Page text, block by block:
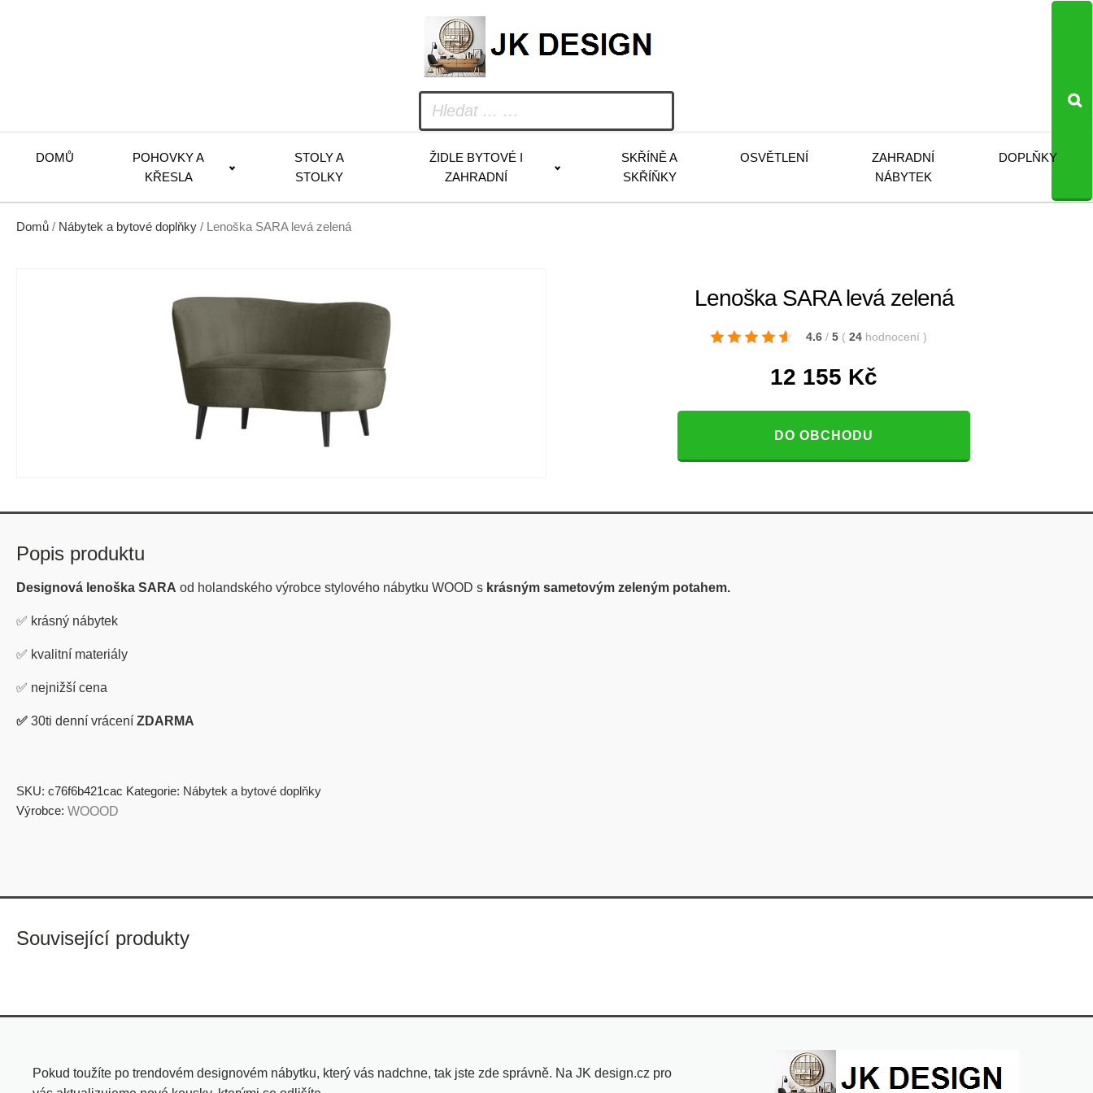
DOMŮ
POHOVKY A
KŘESLA
STOLY A
STOLKY
ŽIDLE BYTOVÉ I
ZAHRADNÍ
SKŘÍNĚ A
SKŘÍŇKY
OSVĚTLENÍ
ZAHRADNÍ
NÁBYTEK
DOPLŇKY
Domů / Nábytek a bytové doplňky / Lenoška SARA levá zelená
Lenoška SARA levá zelená
4.6 / 5 ( 24 hodnocení )
12 155 Kč
DO OBCHODU
Popis produktu
Designová lenoška SARA od holandského výrobce stylového nábytku WOOD s krásným sametovým zeleným potahem.
✅ krásný nábytek
✅ kvalitní materiály
✅ nejnižší cena
✅ 30ti denní vrácení ZDARMA
SKU: c76f6b421cac Kategorie: Nábytek a bytové doplňky
Výrobce: WOOOD
Související produkty
Pokud toužíte po trendovém designovém nábytku, který vás nadchne, tak jste zde správně. Na JK design.cz pro